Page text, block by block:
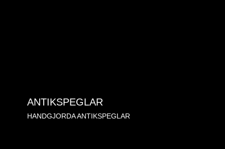
ANTIKSPEGLAR
HANDGJORDA ANTIKSPEGLAR